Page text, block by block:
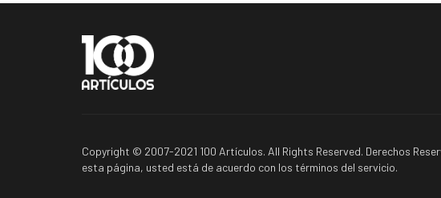
Copyright © 2007-2021 100 Artículos. All Rights Reserved. Derechos
esta página, usted está de acuerdo con los términos del servicio.